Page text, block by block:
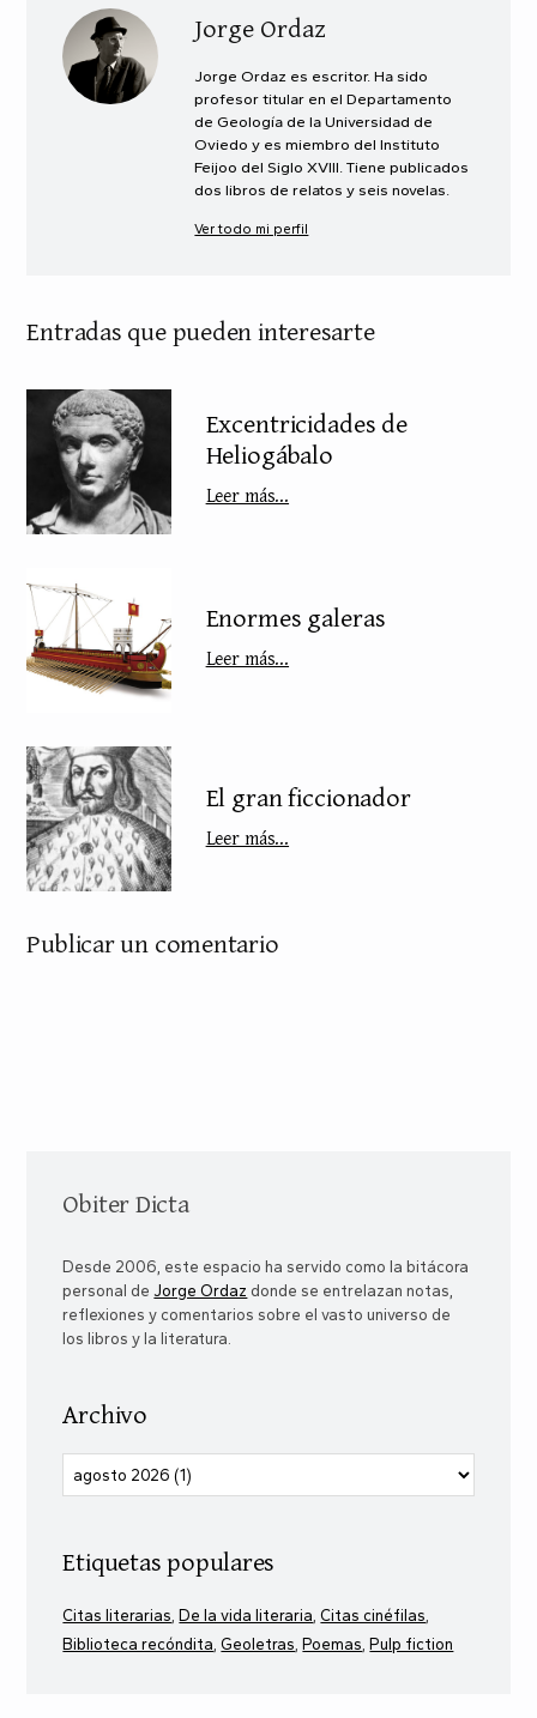
Jorge Ordaz
Jorge Ordaz es escritor. Ha sido
profesor titular en el Departamento
de Geología de la Universidad de
Oviedo y es miembro del Instituto
Feijoo del Siglo XVIII. Tiene publicados
dos libros de relatos y seis novelas.
Ver todo mi perfil
Entradas que pueden interesarte
Excentricidades de
Heliogábalo
Leer más...
Enormes galeras
Leer más...
El gran ficcionador
Leer más...
Publicar un comentario
Obiter Dicta
Desde 2006, este espacio ha servido como la bitácora
personal de Jorge Ordaz donde se entrelazan notas,
reflexiones y comentarios sobre el vasto universo de
los libros y la literatura.
Archivo
Etiquetas populares
Citas literarias De la vida literaria Citas cinéfilas
Biblioteca recóndita Geoletras Poemas Pulp fiction